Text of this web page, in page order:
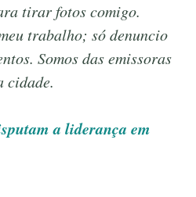
tirar fotos comigo.
trabalho; só denuncio
Somos das emissoras
cidade.
a liderança em